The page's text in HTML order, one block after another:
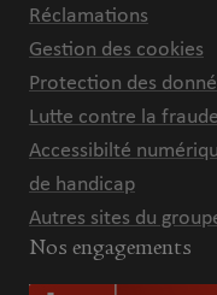
Réclamations
Gestion des cookies
Protection des
Lutte contre la fraude
Accessibilté
de handicap
Autres sites du
Nos engagements